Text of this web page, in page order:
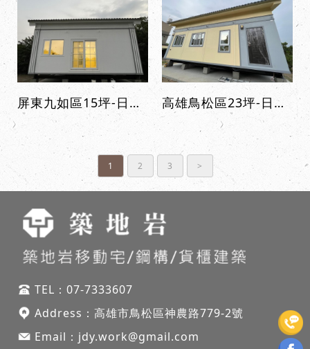
屏東九如區15坪-日式高屋頂 高雄鳥松區23坪-日式高屋頂
1 2 3 >
TEL： 07-7333607
Address： 高雄市鳥松區神農路779-2號
Email： jdy.work@gmail.com